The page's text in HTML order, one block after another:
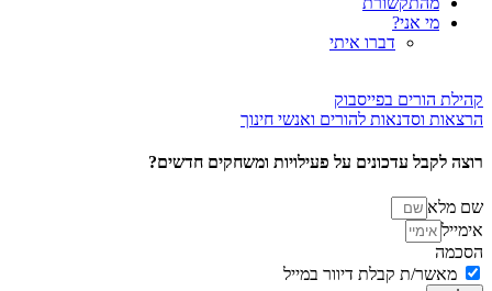
מי אני?
דברו איתי
קהילת הורים בפייסבוק
הרצאות וסדנאות להורים ואנשי חינוך
רוצה לקבל עדכונים על פעילויות ומשחקים חדשים?
שם מלא
אימייל
הסכמה
מאשר/ת קבלת דיוור במייל